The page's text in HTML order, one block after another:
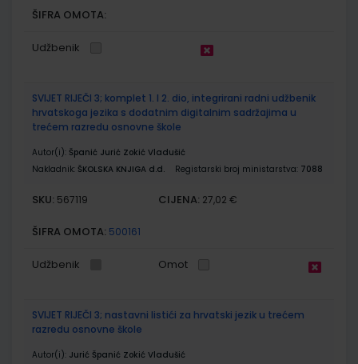
ŠIFRA OMOTA:
Udžbenik
SVIJET RIJEČI 3; komplet 1. I 2. dio, integrirani radni udžbenik
hrvatskoga jezika s dodatnim digitalnim sadržajima u
trećem razredu osnovne škole
Autor(i): Španić Jurić Zokić Vladušić
Nakladnik: ŠKOLSKA KNJIGA d.d. Registarski broj ministarstva: 7088
SKU: 567119 CIJENA: 27,02 €
ŠIFRA OMOTA: 500161
Udžbenik Omot
SVIJET RIJEČI 3; nastavni listići za hrvatski jezik u trećem
razredu osnovne škole
Autor(i): Jurić Španić Zokić Vladušić